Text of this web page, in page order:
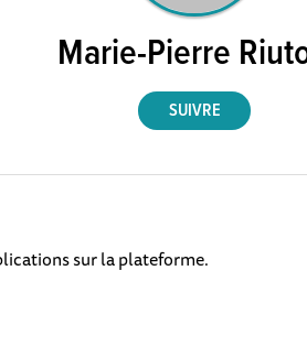
Marie-Pierre
sur la plateforme.